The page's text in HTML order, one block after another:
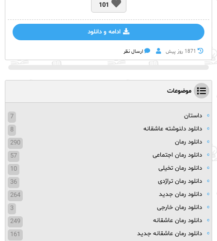
101
ادامه و دانلود
1871 روز پيش ارسال نظر
موضوعات
داستان
7
دانلود دلنوشته عاشقانه
8
دانلود رمان
290
دانلود رمان اجتماعی
57
دانلود رمان تخیلی
10
دانلود رمان تراژدی
36
دانلود رمان جدید
264
دانلود رمان خارجی
3
دانلود رمان عاشقانه
249
دانلود رمان عاشقانه جدید
161